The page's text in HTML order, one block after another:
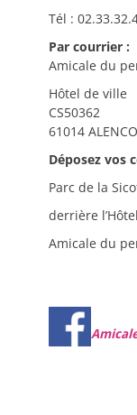
Tél :
Par courrier :
Amicale du
Hôtel de ville
CS50362
61014
Déposez vos
Parc de la
derrière
Amicale du